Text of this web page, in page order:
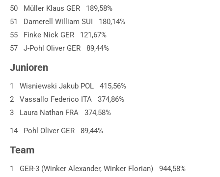
50 Müller Klaus GER 189,58%
51 Damerell William SUI 180,14%
55 Finke Nick GER 121,67%
57 J-Pohl Oliver GER 89,44%
Junioren
1 Wisniewski Jakub POL 415,56%
2 Vassallo Federico ITA 374,86%
3 Laura Nathan FRA 374,58%
14 Pohl Oliver GER 89,44%
Team
1 GER-3 (Winker Alexander, Winker Florian) 944,58%